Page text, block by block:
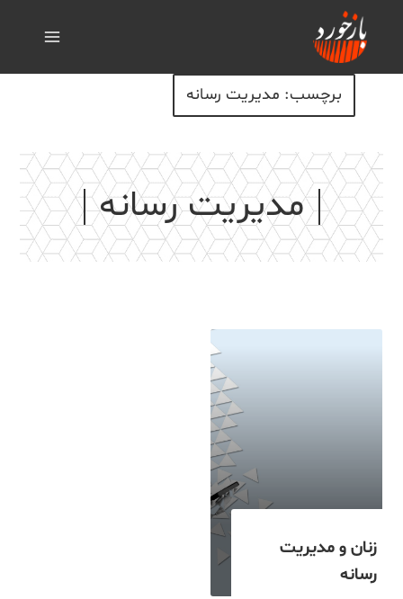
برچسب: مدیریت رسانه
مدیریت رسانه
زنان و مدیریت
رسانه